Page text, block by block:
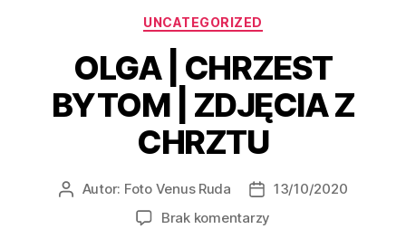
UNCATEGORIZED
OLGA | CHRZEST
BYTOM | ZDJĘCIA Z
CHRZTU
Autor: Foto Venus Ruda
13/10/2020
Brak komentarzy